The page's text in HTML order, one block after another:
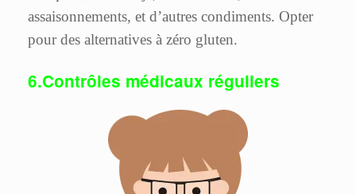
assaisonnements, et d’autres condiments. Opter
pour des alternatives à zéro gluten.
6.Contrôles médicaux réguliers